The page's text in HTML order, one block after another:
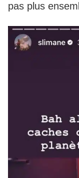
pas plus